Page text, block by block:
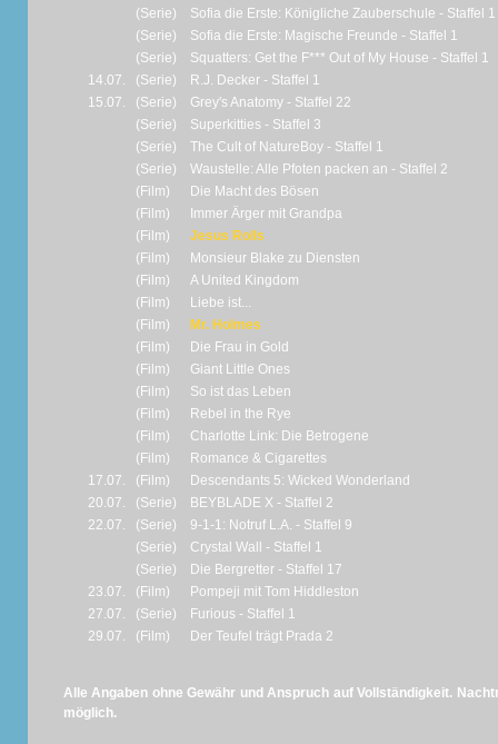
(Serie)
Sofia die Erste: Königliche Zauberschule - Staffel 1
(Serie)
Sofia die Erste: Magische Freunde - Staffel 1
(Serie)
Squatters: Get the F*** Out of My House - Staffel 1
14.07.
(Serie)
R.J. Decker - Staffel 1
15.07.
(Serie)
Grey's Anatomy - Staffel 22
(Serie)
Superkitties - Staffel 3
(Serie)
The Cult of NatureBoy - Staffel 1
(Serie)
Waustelle: Alle Pfoten packen an - Staffel 2
(Film)
Die Macht des Bösen
(Film)
Immer Ärger mit Grandpa
(Film)
Jesus Rolls
(Film)
Monsieur Blake zu Diensten
(Film)
A United Kingdom
(Film)
Liebe ist...
(Film)
Mr. Holmes
(Film)
Die Frau in Gold
(Film)
Giant Little Ones
(Film)
So ist das Leben
(Film)
Rebel in the Rye
(Film)
Charlotte Link: Die Betrogene
(Film)
Romance & Cigarettes
17.07.
(Film)
Descendants 5: Wicked Wonderland
20.07.
(Serie)
BEYBLADE X - Staffel 2
22.07.
(Serie)
9‑1‑1: Notruf L.A. - Staffel 9
(Serie)
Crystal Wall - Staffel 1
(Serie)
Die Bergretter - Staffel 17
23.07.
(Film)
Pompeji mit Tom Hiddleston
27.07.
(Serie)
Furious - Staffel 1
29.07.
(Film) Der Teufel trägt Prada 2
Alle Angaben ohne Gewähr und Anspruch auf Vollständigkeit.
möglich.